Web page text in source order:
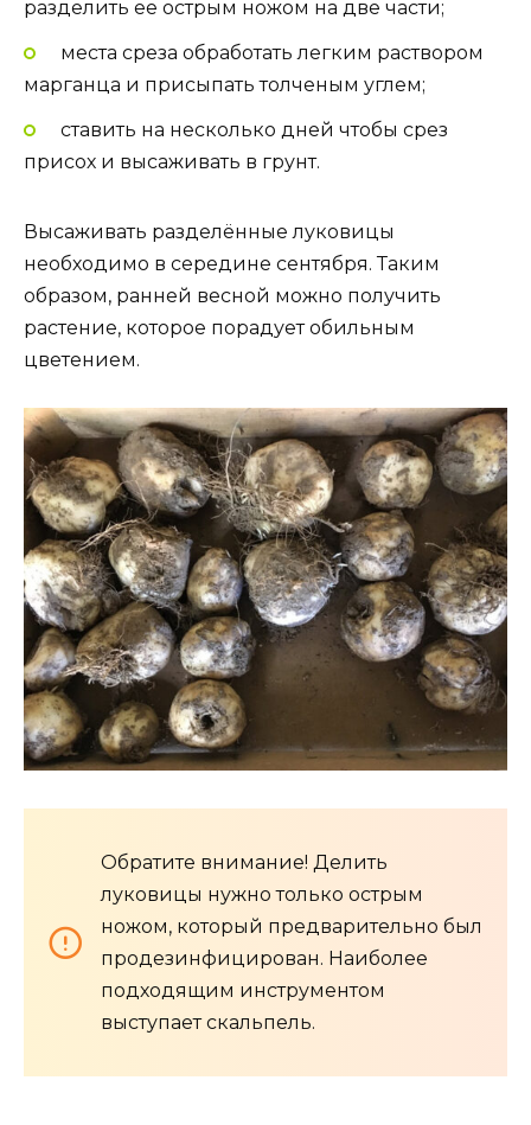
разделить ее острым ножом на две части;
места среза обработать легким раствором
марганца и присыпать толченым углем;
ставить на несколько дней чтобы срез
присох и высаживать в грунт.
Высаживать разделённые луковицы
необходимо в середине сентября. Таким
образом, ранней весной можно получить
растение, которое порадует обильным
цветением.
Обратите внимание! Делить
луковицы нужно только острым
ножом, который предварительно был
продезинфицирован. Наиболее
подходящим инструментом
выступает скальпель.